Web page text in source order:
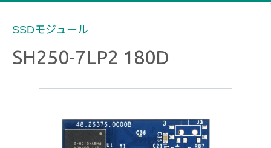
SSDモジュール
SH250-7LP2 180D